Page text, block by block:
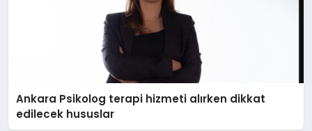
Ankara Psikolog terapi hizmeti alırken dikkat
edilecek hususlar